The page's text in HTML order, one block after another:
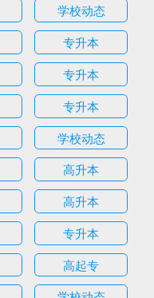
学校动态
专升本
专升本
专升本
学校动态
高升本
高升本
专升本
高起专